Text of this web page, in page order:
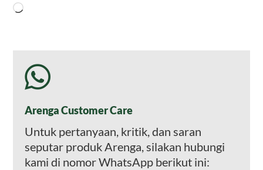
Memuat...
Arenga Customer Care
Untuk pertanyaan, kritik, dan saran
seputar produk Arenga, silakan hubungi
kami di nomor WhatsApp berikut ini: